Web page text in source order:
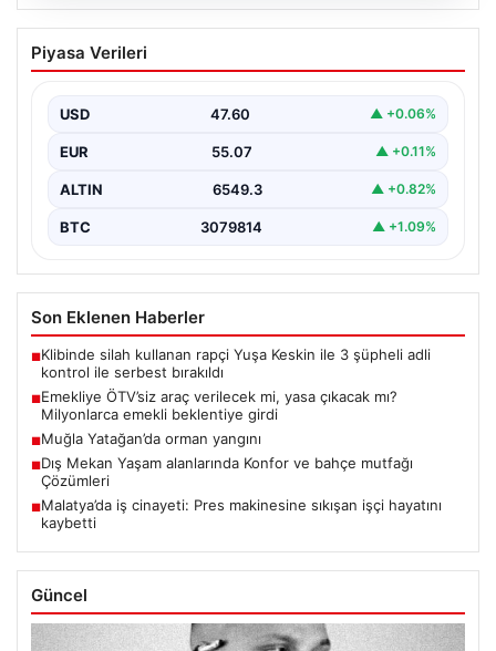
Emekliye ÖTV’siz araç verilecek mi,
yasa çıkacak mı? Milyonlarca emekli
Piyasa Verileri
USD 47.60 ▲ +0.06%
EUR 55.07 ▲ +0.11%
ALTIN 6549.3 ▲ +0.82%
BTC 3079814 ▲ +1.09%
Son Eklenen Haberler
■Klibinde silah kullanan rapçi Yuşa Keskin ile 3 şüpheli adli
kontrol ile serbest bırakıldı
■Emekliye ÖTV’siz araç verilecek mi, yasa çıkacak mı?
Milyonlarca emekli beklentiye girdi
■Muğla Yatağan’da orman yangını
■Dış Mekan Yaşam alanlarında Konfor ve bahçe mutfağı
Çözümleri
■Malatya’da iş cinayeti: Pres makinesine sıkışan işçi hayatını
kaybetti
Güncel